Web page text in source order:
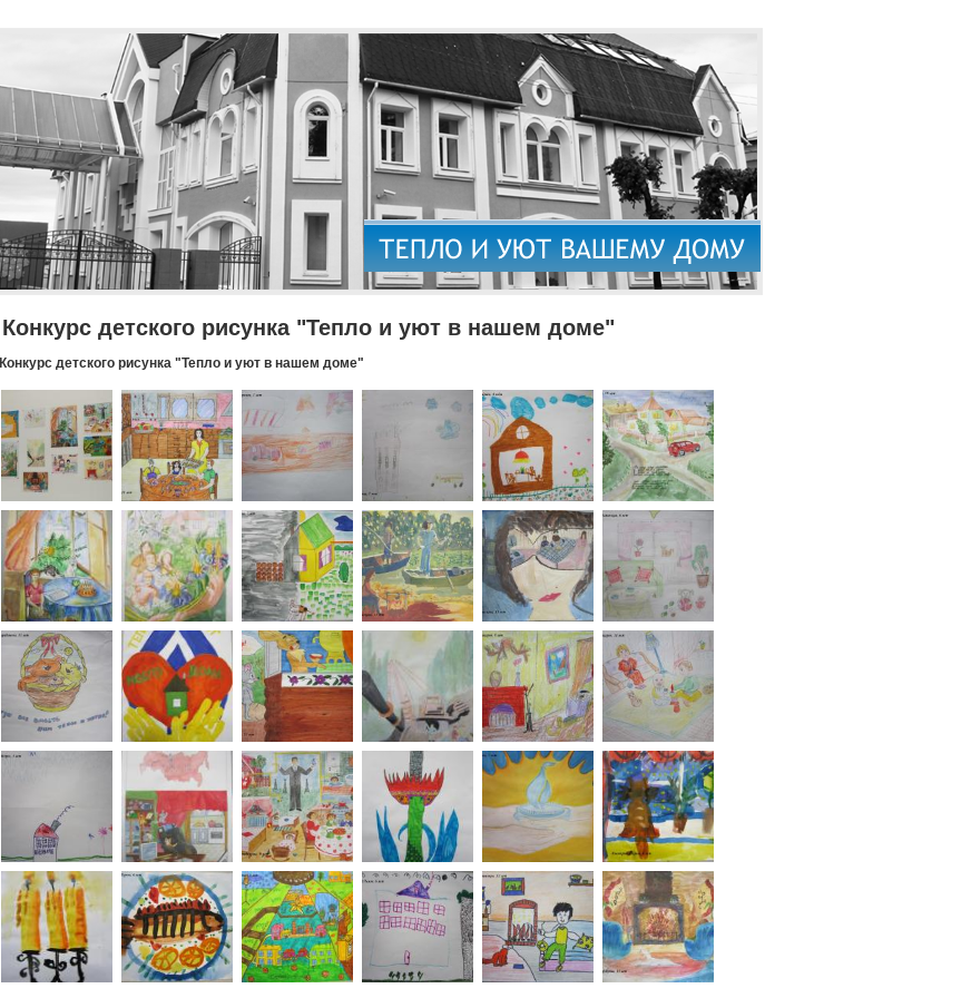
Конкурс детского рисунка "Тепло и уют в нашем доме"
Конкурс детского рисунка "Тепло и уют в нашем доме"